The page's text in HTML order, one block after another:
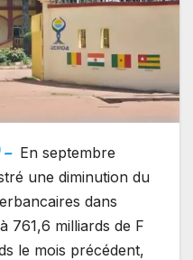
En septembre
une diminution du
dans
761,6 milliards de F
le mois précédent,